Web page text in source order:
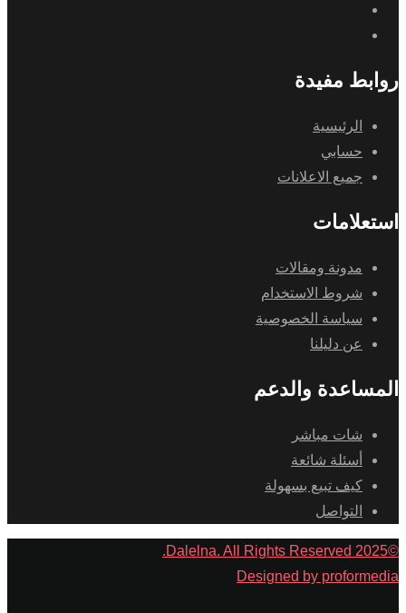
روابط مفيدة
الرئيسية
حسابي
جميع الاعلانات
استعلامات
مدونة ومقالات
شروط الاستخدام
سياسة الخصوصية
عن دليلنا
المساعدة والدعم
شات مباشر
أسئلة شائعة
كيف تبيع بسهولة
التواصل
©2025 Dalelna. All Rights Reserved.
Designed by proformedia